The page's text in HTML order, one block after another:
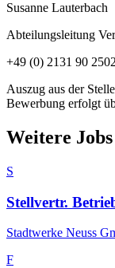
Susanne Lauterbach
Abteilungsleitung
+49 (0) 2131 90 2502
Auszug aus der
Bewerbung erfolgt
Weitere
S
Stellvertr.
Stadtwerke Neuss
F